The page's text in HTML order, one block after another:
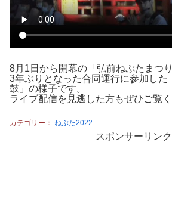
8月1日から開幕の「弘前ねぷたまつり
3年ぶりとなった合同運行に参加した
鼓」の様子です。
ライブ配信を見逃した方もぜひご覧く
カテゴリー： ねぷた2022
スポンサーリンク